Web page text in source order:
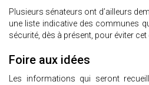
Plusieurs sénateurs ont d’ailleurs
une liste indicative des communes
sécurité, dès à présent, pour éviter cet
Foire aux idées
Les informations qui seront